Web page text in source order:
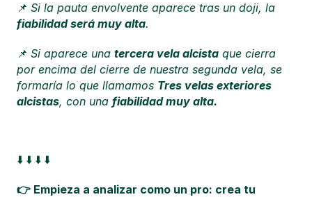
📌
fiabilidad será muy alta.
📌 Si aparece una tercera vela alcista que cierra
por encima del cierre de nuestra segunda vela, se
formaría lo que llamamos Tres velas exteriores
alcistas, con una fiabilidad muy alta.
⬇️ ⬇️ ⬇️ ⬇️
👉 Empieza a analizar como un pro: crea tu